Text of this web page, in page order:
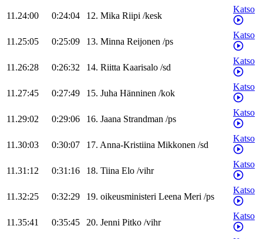
11.24:00 0:24:04 12. Mika Riipi /kesk
Katso
11.25:05 0:25:09 13. Minna Reijonen /ps
Katso
11.26:28 0:26:32 14. Riitta Kaarisalo /sd
Katso
11.27:45 0:27:49 15. Juha Hänninen /kok
Katso
11.29:02 0:29:06 16. Jaana Strandman /ps
Katso
11.30:03 0:30:07 17. Anna-Kristiina Mikkonen /sd
Katso
11.31:12 0:31:16 18. Tiina Elo /vihr
Katso
11.32:25 0:32:29 19. oikeusministeri Leena Meri /ps
Katso
11.35:41 0:35:45 20. Jenni Pitko /vihr
Katso